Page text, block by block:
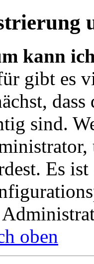
kann
gibt es
sind.
Es
oben